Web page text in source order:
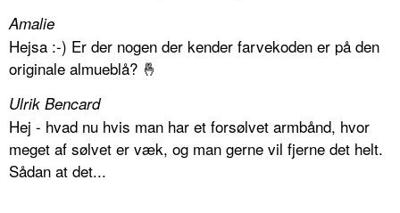
Amalie
Hejsa :-) Er der nogen der kender farvekoden er på den
originale almueblå? 🤞
Ulrik Bencard
Hej - hvad nu hvis man har et forsølvet armbånd, hvor
meget af sølvet er væk, og man gerne vil fjerne det helt.
Sådan at det...